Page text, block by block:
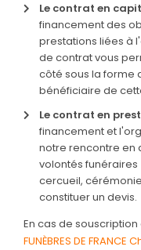
Le contrat en
financement des
prestations liées à
de contrat vous
côté sous la forme
bénéficiaire de
Le contrat en
financement et l'
notre rencontre en
volontés
cercueil,
constituer un devis.
En cas de
FUNÈBRES DE